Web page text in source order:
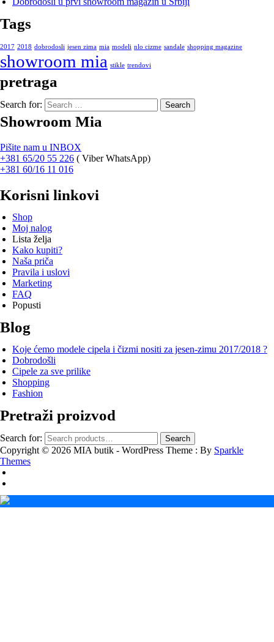
Tags
2017 2018 dobrodosli jesen zima mia modeli nlo cizme sandale shopping magazine
showroom mia stikle trendovi
pretraga
Search for:
Showroom Mia
Pišite nam u INBOX
+381 65/20 55 226 ( Viber WhatsApp)
+381 60/16 11 016
Korisni linkovi
Shop
Moj nalog
Lista želja
Kako kupiti?
Naša priča
Pravila i uslovi
Marketing
FAQ
Popusti
Blog
Koje ćemo modele cipela i čizmi nositi za jesen-zimu 2017/2018 ?
Dobrodošli
Cipele za sve prilike
Shopping
Fashion
Pretraži proizvod
Search for: Search
Copyright © 2026 MIA butik - WordPress Theme : By Sparkle
Themes